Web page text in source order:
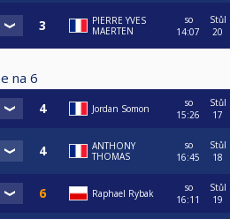
PIERRE YVES
MAERTEN
so
14:07
Stůl
20
na 6
Jordan Somon
so
15:26
Stůl
17
ANTHONY
THOMAS
so
16:45
Stůl
18
Raphael Rybak
so
16:11
Stůl
19